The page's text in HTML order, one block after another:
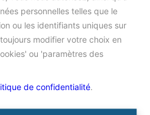
personnelles telles que le
ou les identifiants uniques sur
modifier votre choix en
ou 'paramètres des
de confidentialité.